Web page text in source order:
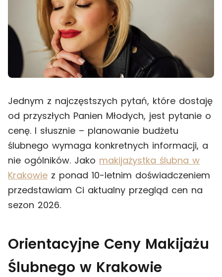
Jednym z najczęstszych pytań, które dostaję
od przyszłych Panien Młodych, jest pytanie o
cenę. I słusznie – planowanie budżetu
ślubnego wymaga konkretnych informacji, a
nie ogólników. Jako makijażystka ślubna w
Krakowie z ponad 10-letnim doświadczeniem
przedstawiam Ci aktualny przegląd cen na
sezon 2026.
Orientacyjne Ceny Makijażu
Ślubnego w Krakowie